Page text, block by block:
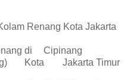
Renang Kota Jakarta
di
Cipinang
Kota
Jakarta Timur